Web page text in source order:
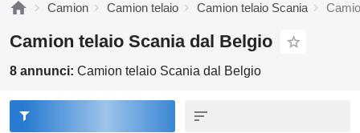
Camion Camion telaio Camion telaio Scania
Camion telaio Scania dal Belgio
8 annunci: Camion telaio Scania dal Belgio